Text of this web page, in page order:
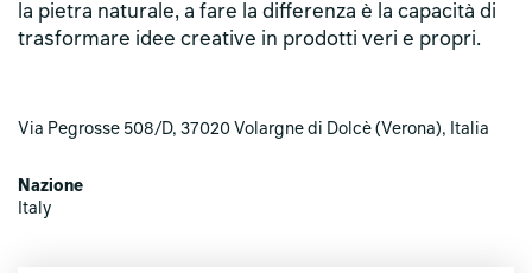
la pietra naturale, a fare la differenza è la capacità di
trasformare idee creative in prodotti veri e propri.
Via Pegrosse 508/D, 37020 Volargne di Dolcè (Verona), Italia
Nazione
Italy